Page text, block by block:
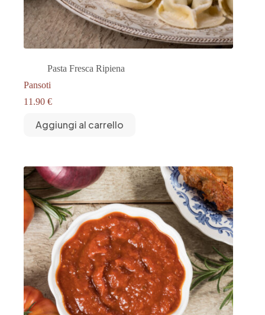
Pasta Fresca Ripiena
Pansoti
11.90 €
Aggiungi al carrello